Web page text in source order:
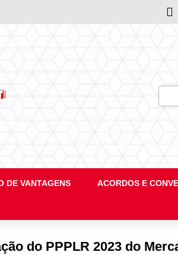
DE VANTAGENS ACORDOS E
do PPPLR 2023 do